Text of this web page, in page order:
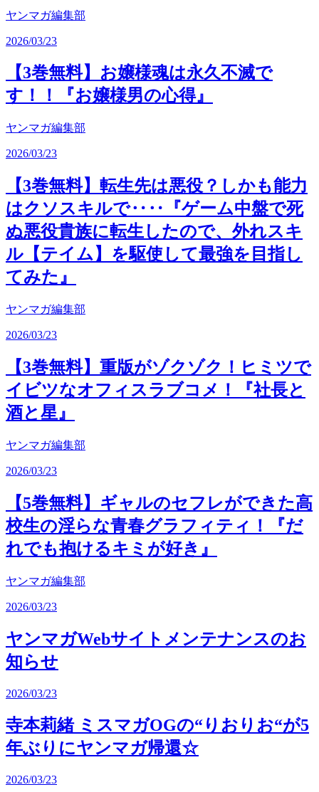
ヤンマガ編集部
2026/03/23
【3巻無料】お嬢様魂は永久不滅で
す！！『お嬢様男の心得』
ヤンマガ編集部
2026/03/23
【3巻無料】転生先は悪役？しかも能力
はクソスキルで‥‥『ゲーム中盤で死
ぬ悪役貴族に転生したので、外れスキ
ル【テイム】を駆使して最強を目指し
てみた』
ヤンマガ編集部
2026/03/23
【3巻無料】重版がゾクゾク！ヒミツで
イビツなオフィスラブコメ！『社長と
酒と星』
ヤンマガ編集部
2026/03/23
【5巻無料】ギャルのセフレができた高
校生の淫らな青春グラフィティ！『だ
れでも抱けるキミが好き』
ヤンマガ編集部
2026/03/23
ヤンマガWebサイトメンテナンスのお
知らせ
2026/03/23
寺本莉緒 ミスマガOGの“りおりお“が5
年ぶりにヤンマガ帰還☆
2026/03/23